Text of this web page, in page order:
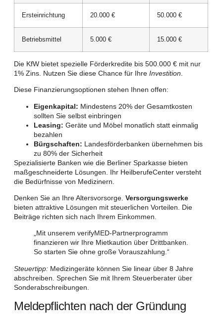
Ersteinrichtung 20.000 € 50.000 €
Betriebsmittel 5.000 € 15.000 €
Die KfW bietet spezielle Förderkredite bis 500.000 € mit nur
1% Zins. Nutzen Sie diese Chance für Ihre Investition
Diese Finanzierungsoptionen stehen Ihnen offen:
Eigenkapital: Mindestens 20% der Gesamtkosten
sollten Sie selbst einbringen
Leasing: Geräte und Möbel monatlich statt einmalig
bezahlen
Bürgschaften: Landesförderbanken übernehmen bis
zu 80% der Sicherheit
Spezialisierte Banken wie die Berliner Sparkasse bieten
maßgeschneiderte Lösungen. Ihr HeilberufeCenter versteht
die Bedürfnisse von Medizinern.
Denken Sie an Ihre Altersvorsorge. Versorgungswerke
bieten attraktive Lösungen mit steuerlichen Vorteilen. Die
Beiträge richten sich nach Ihrem Einkommen.
„Mit unserem verifyMED-Partnerprogramm
finanzieren wir Ihre Mietkaution über Drittbanken.
So starten Sie ohne große Vorauszahlung.“
Steuertipp: Medizingeräte können Sie linear über 8 Jahre
abschreiben. Sprechen Sie mit Ihrem Steuerberater über
Sonderabschreibungen.
Meldepflichten nach der Gründung